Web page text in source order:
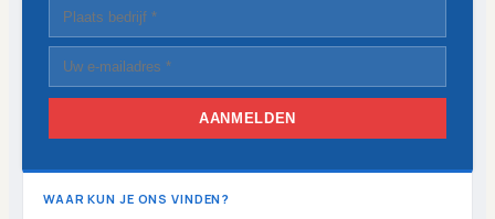
AANMELDEN
WAAR KUN JE ONS VINDEN?